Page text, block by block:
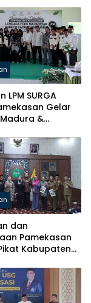
LPM SURGA
Gelar
&
dan
Pamekasan
Kabupaten